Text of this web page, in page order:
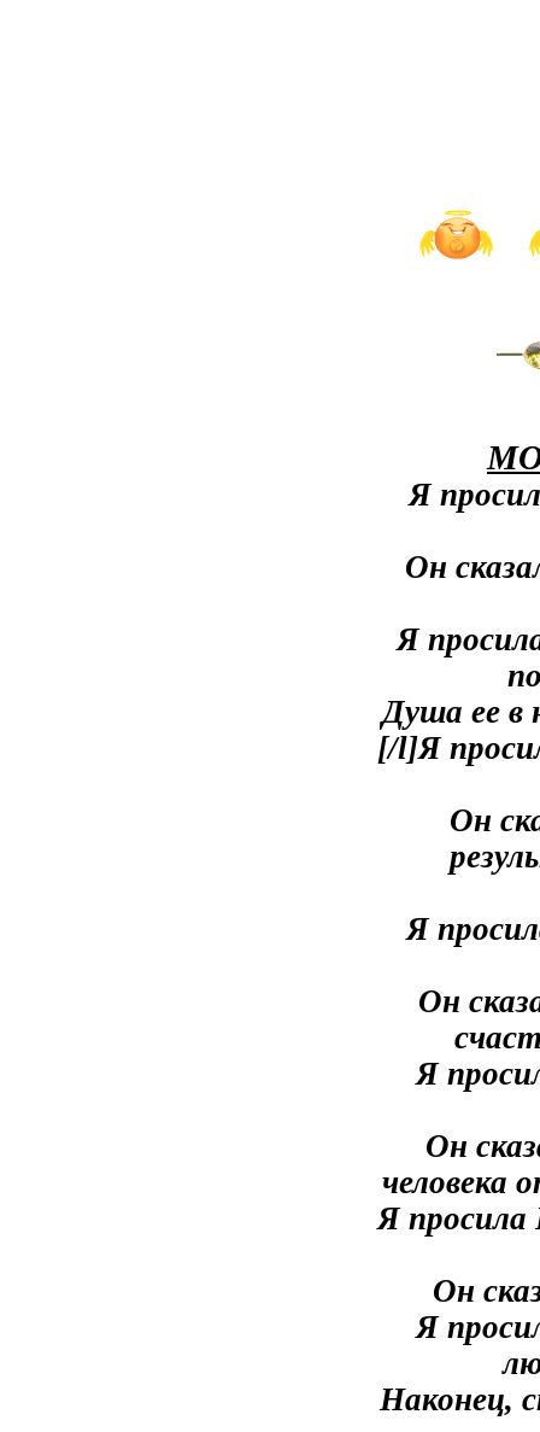
Я
Он
Я
Душа ее в
[/l]Я
Он
Я
Он
Я
Он
человека
Я просила
Он
Я
Наконец,